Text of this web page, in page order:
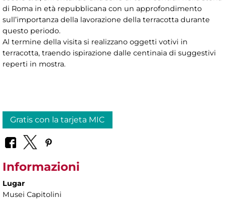
di Roma in età repubblicana con un approfondimento
sull’importanza della lavorazione della terracotta durante
questo periodo.
Al termine della visita si realizzano oggetti votivi in
terracotta, traendo ispirazione dalle centinaia di suggestivi
reperti in mostra.
Gratis con la tarjeta MIC
Informazioni
Lugar
Musei Capitolini